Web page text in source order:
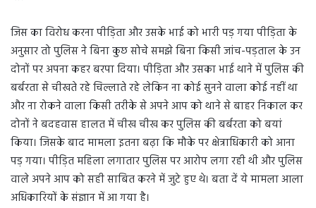
जिस का विरोध करना पीड़िता और उसके भाई को भारी पड़ गया पीड़िता के
अनुसार तो पुलिस ने बिना कुछ सोचे समझे बिना किसी जांच-पड़ताल के उन
दोनों पर अपना कहर बरपा दिया। पीड़िता और उसका भाई थाने में पुलिस की
बर्बरता से चीखते रहे चिल्लाते रहे लेकिन ना कोई सुनने वाला कोई नहीं था
और ना रोकने वाला किसी तरीके से अपने आप को थाने से बाहर निकाल कर
दोनों ने बदहवास हालत में चीख चीख कर पुलिस की बर्बरता को बयां
किया। जिसके बाद मामला इतना बढ़ा कि मौके पर क्षेत्राधिकारी को आना
पड़ गया। पीड़ित महिला लगातार पुलिस पर आरोप लगा रही थी और पुलिस
वाले अपने आप को सही साबित करने में जुटे हुए थे। बता दें ये मामला आला
अधिकारियों के संज्ञान में आ गया है।